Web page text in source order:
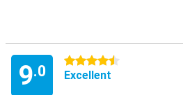
9.0
4.5 stars
Excellent